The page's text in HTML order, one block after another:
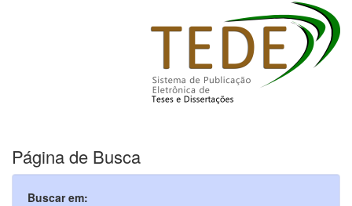
Página de Busca
Buscar em: